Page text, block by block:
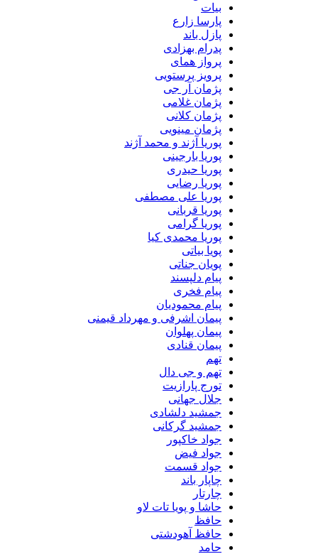
پارسا زارع
پازل باند
پدرام بهزادی
پرواز همای
پرویز پرستویی
پژمان آر جی
پژمان غلامی
پژمان کلانی
پژمان مینویی
پوریا آژند و محمد آژند
پوریا بارجینی
پوریا حیدری
پوریا رضایی
پوریا علی مصطفی
پوریا قربانی
پوریا گرامی
پوریا محمدی کیا
پویا بیاتی
پویان جناتی
پیام دلپسند
پیام فخری
پیام محمودیان
پیمان اشرفی و مهرداد قیمنی
پیمان پهلوان
پیمان قنادی
تهم و جی دال
تورج پارازیت
جلال جهانی
جمشید دلشادی
جمشید گرکانی
جواد خاکپور
جواد فیض
جواد قسمت
چاپار باند
حاشا و پویا تات لاو
حافظ آهودشتی